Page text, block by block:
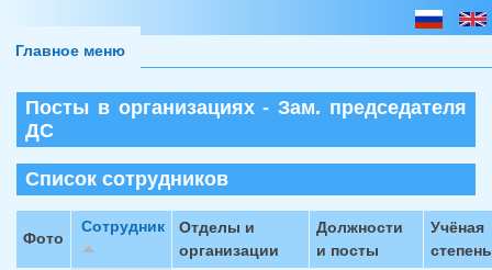
Главное меню
Посты в организациях - Зам. председателя
ДС
Список сотрудников
Фото
Сотрудник
Отделы и
организации
Должности
и посты
Учёная
степень